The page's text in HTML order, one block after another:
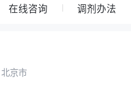
在线咨询 调剂办法
北京市